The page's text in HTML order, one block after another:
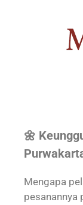
🌼
Mengapa
pesanannya